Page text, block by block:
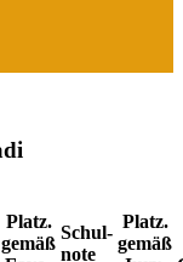
Platz.
gemäß
Schul-
note
Platz.
gemäß